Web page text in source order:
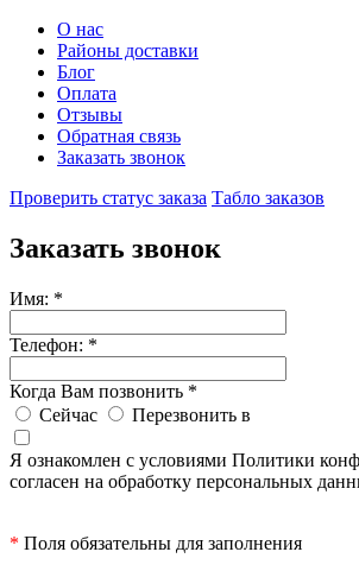
О нас
Районы доставки
Блог
Оплата
Отзывы
Обратная связь
Заказать звонок
Проверить статус заказа Табло заказов
Заказать звонок
Имя: *
Телефон: *
Когда Вам позвонить *
Сейчас
Перезвонить в
Я ознакомлен с условиями Политики
согласен на обработку персональных
* Поля обязательны для заполнения